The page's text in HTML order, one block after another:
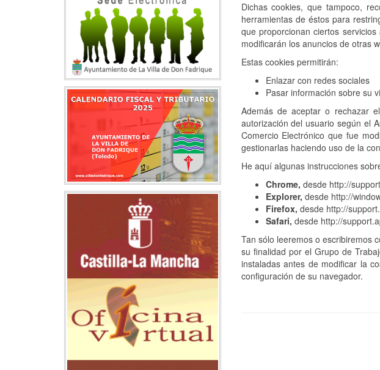
Dichas cookies, que tampoco,
herramientas de éstos para
que proporcionan ciertos
modificarán los anuncios de otras
Estas cookies permitirán:
Enlazar con redes sociales
Pasar información sobre su
Además de aceptar o rechazar
autorización del usuario según el
Comercio Electrónico que fue
gestionarlas haciendo uso de la
He aquí algunas instrucciones
Chrome, desde http://
Explorer, desde http://
Firefox, desde http://
Safari, desde http://
Tan sólo leeremos o escribiremos
su finalidad por el Grupo de
instaladas antes de modificar la
configuración de su navegador.